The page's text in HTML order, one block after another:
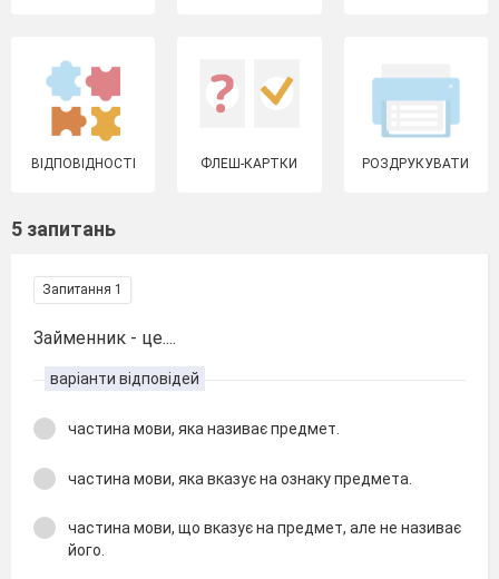
ВІДПОВІДНОСТІ ФЛЕШ-КАРТКИ РОЗДРУКУВАТИ
5 запитань
Запитання 1
Займенник - це....
варіанти відповідей
частина мови, яка називає предмет.
частина мови, яка вказує на ознаку предмета.
частина мови, що вказує на предмет, але не називає
його.